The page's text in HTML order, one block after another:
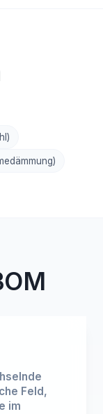
Feld,
im